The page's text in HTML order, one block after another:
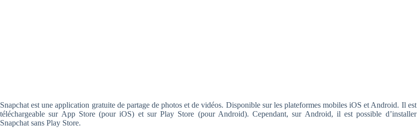
Snapchat est une application gratuite de partage de photos et de vidéos. Disponible sur les plateformes mobiles iOS et Android. Il est
téléchargeable sur App Store (pour iOS) et sur Play Store (pour Android). Cependant, sur Android, il est possible d’installer
Snapchat sans Play Store.